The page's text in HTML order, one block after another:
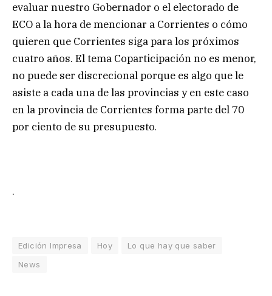
evaluar nuestro Gobernador o el electorado de
ECO a la hora de mencionar a Corrientes o cómo
quieren que Corrientes siga para los próximos
cuatro años. El tema Coparticipación no es menor,
no puede ser discrecional porque es algo que le
asiste a cada una de las provincias y en este caso
en la provincia de Corrientes forma parte del 70
por ciento de su presupuesto.
.
Edición Impresa Hoy
Lo que hay que saber
News